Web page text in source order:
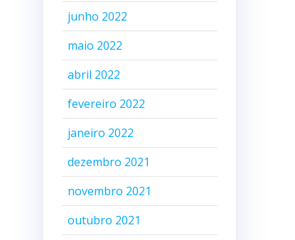
junho 2022
maio 2022
abril 2022
fevereiro 2022
janeiro 2022
dezembro 2021
novembro 2021
outubro 2021